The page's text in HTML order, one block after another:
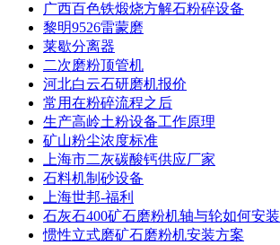
广西百色铁煅烧方解石粉碎设备
黎明9526雷蒙磨
莱歇分离器
二次磨粉顶管机
河北白云石研磨机报价
常用在粉碎流程之后
生产高岭土粉设备工作原理
矿山粉尘浓度标准
上海市二灰碳酸钙供应厂家
石料机制砂设备
上海世邦-福利
石灰石400矿石磨粉机轴与轮如何安装
惯性立式磨矿石磨粉机安装方案